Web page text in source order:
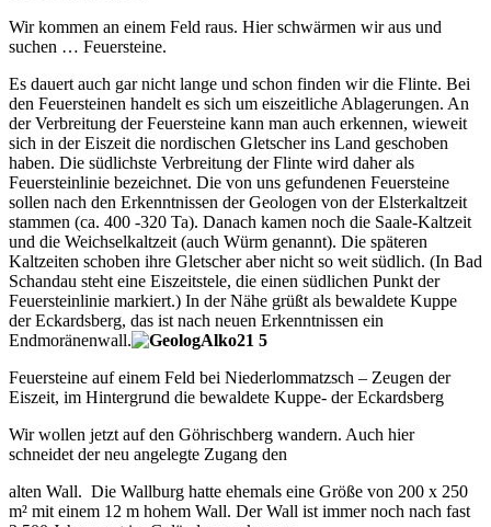
Wir kommen an einem Feld raus. Hier schwärmen wir aus und
suchen … Feuersteine.
Es dauert auch gar nicht lange und schon finden wir die Flinte. Bei
den Feuersteinen handelt es sich um eiszeitliche Ablagerungen. An
der Verbreitung der Feuersteine kann man auch erkennen, wieweit
sich in der Eiszeit die nordischen Gletscher ins Land geschoben
haben. Die südlichste Verbreitung der Flinte wird daher als
Feuersteinlinie bezeichnet. Die von uns gefundenen Feuersteine
sollen nach den Erkenntnissen der Geologen von der Elsterkaltzeit
stammen (ca. 400 -320 Ta). Danach kamen noch die Saale-Kaltzeit
und die Weichselkaltzeit (auch Würm genannt). Die späteren
Kaltzeiten schoben ihre Gletscher aber nicht so weit südlich. (In Bad
Schandau steht eine Eiszeitstele, die einen südlichen Punkt der
Feuersteinlinie markiert.) In der Nähe grüßt als bewaldete Kuppe
der Eckardsberg, das ist nach neuen Erkenntnissen ein
Endmoränenwall.
Feuersteine auf einem Feld bei Niederlommatzsch – Zeugen der
Eiszeit, im Hintergrund die bewaldete Kuppe- der Eckardsberg
Wir wollen jetzt auf den Göhrischberg wandern. Auch hier
schneidet der neu angelegte Zugang den
alten Wall. Die Wallburg hatte ehemals eine Größe von 200 x 250
m² mit einem 12 m hohem Wall. Der Wall ist immer noch nach fast